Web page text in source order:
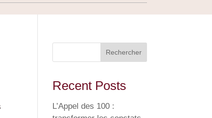
Rechercher
Recent Posts
L’Appel des 100 :